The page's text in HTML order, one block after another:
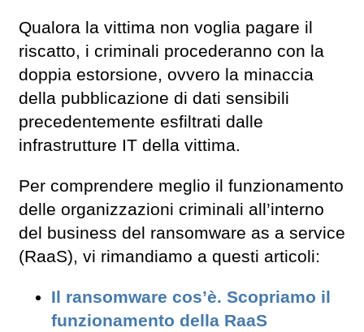
Qualora la vittima non voglia pagare il
riscatto, i criminali procederanno con la
doppia estorsione, ovvero la minaccia
della pubblicazione di dati sensibili
precedentemente esfiltrati dalle
infrastrutture IT della vittima.
Per comprendere meglio il funzionamento
delle organizzazioni criminali all’interno
del business del ransomware as a service
(RaaS), vi rimandiamo a questi articoli:
Il ransomware cos’è. Scopriamo il
funzionamento della RaaS